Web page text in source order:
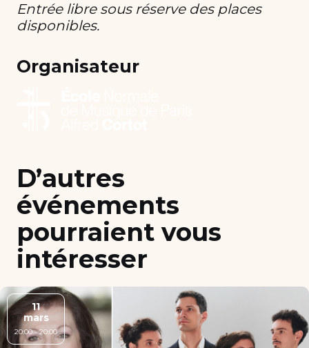
Entrée libre sous réserve des places
disponibles.
Organisateur
D’autres
événements
pourraient vous
intéresser
11
mars
20:00 - 20:00